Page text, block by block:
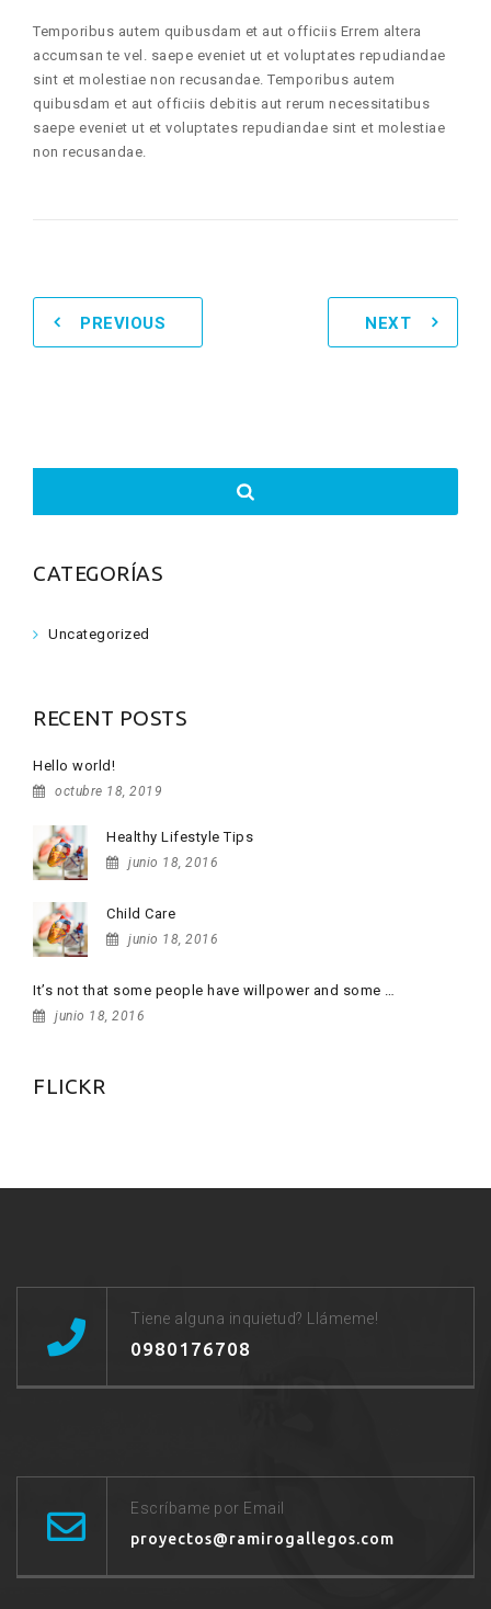
Temporibus autem quibusdam et aut officiis Errem altera
accumsan te vel. saepe eveniet ut et voluptates repudiandae
sint et molestiae non recusandae. Temporibus autem
quibusdam et aut officiis debitis aut rerum necessitatibus
saepe eveniet ut et voluptates repudiandae sint et molestiae
non recusandae.
PREVIOUS NEXT
CATEGORÍAS
Uncategorized
RECENT POSTS
Hello world!
octubre 18, 2019
Healthy Lifestyle Tips
junio 18, 2016
Child Care
junio 18, 2016
It’s not that some people have willpower and some …
junio 18, 2016
FLICKR
Tiene alguna inquietud? Llámeme!
0980176708
Escríbame por Email
proyectos@ramirogallegos.com